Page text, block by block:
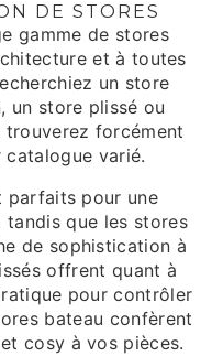
DE STORES
gamme de stores
et à toutes
un store
un store plissé ou
forcément
varié.
parfaits pour une
tandis que les stores
de sophistication à
offrent quant à
pour contrôler
bateau confèrent
cosy à vos pièces.